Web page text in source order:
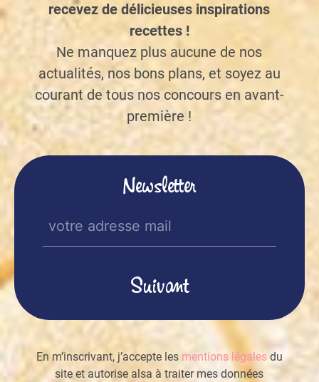
recevez de délicieuses inspirations
recettes !
Ne manquez plus aucune de nos
actualités, nos bons plans, et soyez au
courant de tous nos concours en avant-
première !
Newsletter
E-
mail
En m’inscrivant, j’accepte les mentions légalesdu
site et autorise alsa à traiter mes données